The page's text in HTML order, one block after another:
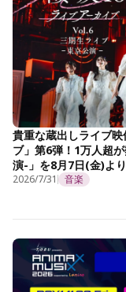
貴重な蔵出しライブ
ブ」第6弾！1万人超
演-」を8月7日(金)よ
2026/7/31 音楽